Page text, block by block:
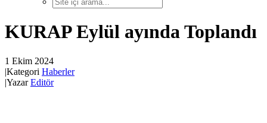
KURAP Eylül ayında Toplandı
1 Ekim 2024
|Kategori Haberler
|YazarEditör